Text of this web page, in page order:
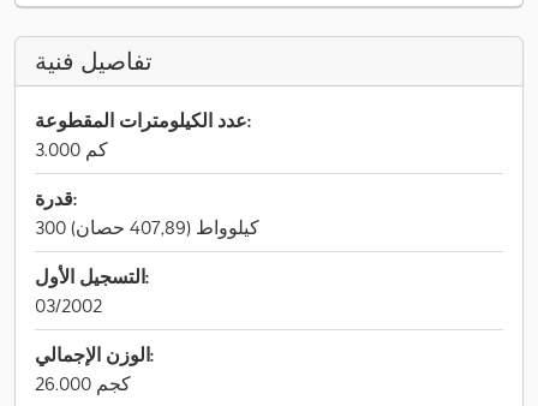
تفاصيل فنية
عدد الكيلومترات المقطوعة:
3.000 كم
قدرة:
300 كيلوواط (407,89 حصان)
التسجيل الأول:
03/2002
الوزن الإجمالي:
26.000 كجم